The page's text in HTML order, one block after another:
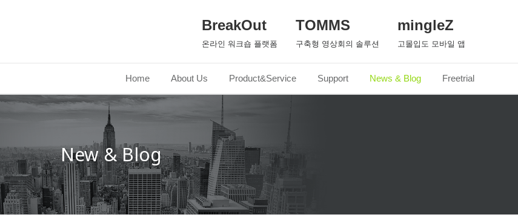
BreakOut
온라인 워크숍 플랫폼
TOMMS
구축형 영상회의 솔루션
mingleZ
고몰입도 모바일 앱
Home About Us Product&Service Support News & Blog Freetrial
New & Blog